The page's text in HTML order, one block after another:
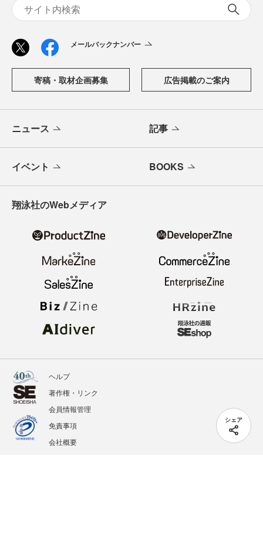
シェア
メールバックナンバー
寄稿・取材企画募集 広告掲載のご案内
ニュース 記事
イベント BOOKS
翔泳社のWebメディア
ヘルプ
著作権・リンク
会員情報管理
免責事項
会社概要